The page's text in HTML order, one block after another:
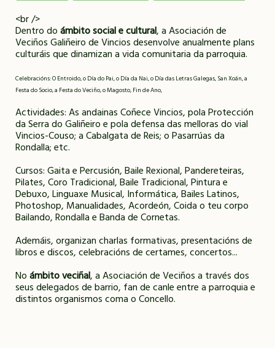
<br />
Dentro doámbito social e cultural, a Asociación de
Veciños Galiñeiro de Vincios desenvolve anualmente plans
culturáis que dinamizan a vida comunitaria da parroquia.
Celebracións: O Entroido, o Día do Pai, o Día da Nai, o Día das Letras Galegas, San Xoán, a
Festa do Socio, a Festa do Veciño, o Magosto, Fin de Ano,
Actividades: As andainas Coñece Vincios, pola Protección
da Serra do Galiñeiro e pola defensa das melloras do vial
Vincios-Couso; a Cabalgata de Reis; o Pasarrúas da
Rondalla; etc.
Cursos: Gaita e Percusión, Baile Rexional, Pandereteiras,
Pilates, Coro Tradicional, Baile Tradicional, Pintura e
Debuxo, Linguaxe Musical, Informática, Bailes Latinos,
Photoshop, Manualidades, Acordeón, Coida o teu corpo
Bailando, Rondalla e Banda de Cornetas.
Ademáis, organizan charlas formativas, presentacións de
libros e discos, celebracións de certames, concertos...
Noámbito veciñal, a Asociación de Veciños a través dos
seus delegados de barrio, fan de canle entre a parroquia e
distintos organismos coma o Concello.